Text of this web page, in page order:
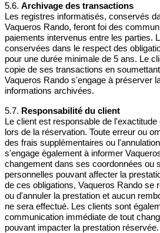
5.6. Archivage des transactions
Les registres informatisés, conservés
Vaqueros Rando, feront foi des
paiements intervenus entre les parties.
conservées dans le respect des
pour une durée minimale de 5 ans. Le
copie de ses transactions en
Vaqueros Rando s'engage à préserver
informations archivées.
5.7. Responsabilité du client
Le client est responsable de
lors de la réservation. Toute erreur ou
des frais supplémentaires ou
s'engage également à informer
changement dans ses coordonnées ou
personnelles pouvant affecter la
de ces obligations, Vaqueros Rando se
ou d'annuler la prestation et aucun
ne sera effectué. Les clients sont
communication immédiate de tout
pouvant impacter la prestation réservée.